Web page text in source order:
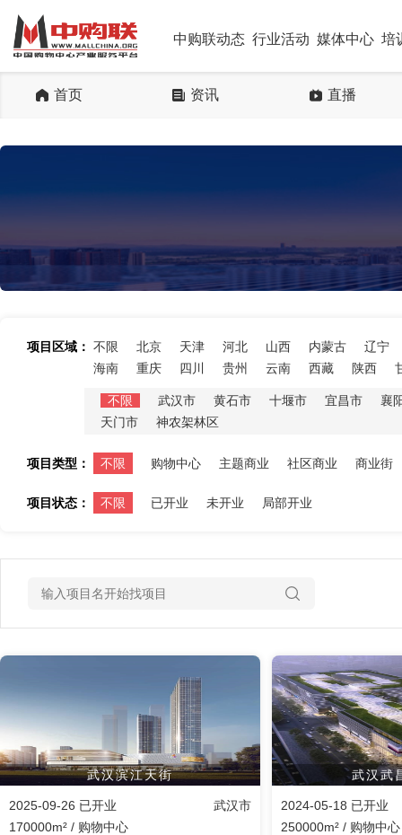
中购联动态 行业活动 媒体中心 培
首页 资讯 直播
项目区域： 不限 北京 天津 河北 山西 内蒙古
辽宁
海南
重庆 四川 贵州 云南 西藏 陕西
不限 武汉市 黄石市 十堰市 宜昌市
襄
天门市
神农架林区
项目类型： 不限 购物中心 主题商业 社区商业 商业街
项目状态： 不限 已开业 未开业 局部开业
武汉滨江天街
2025-09-26 已开业
武汉市
170000m² / 购物中心
武汉武
2024-05-18 已开业
250000m² / 购物中心